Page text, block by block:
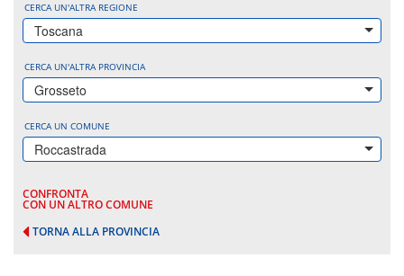
CERCA UN'ALTRA REGIONE
Toscana
CERCA UN'ALTRA PROVINCIA
Grosseto
CERCA UN COMUNE
Roccastrada
CONFRONTA
CON UN ALTRO COMUNE
TORNA ALLA PROVINCIA